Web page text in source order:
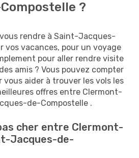
?
rendre à Saint-Jacques-
vos vacances, pour un voyage
pour aller rendre visite
amis ? Vous pouvez compter
vous aider à trouver les vols les
offres entre Clermont-
de-Compostelle .
cher entre Clermont-
Jacques-de-